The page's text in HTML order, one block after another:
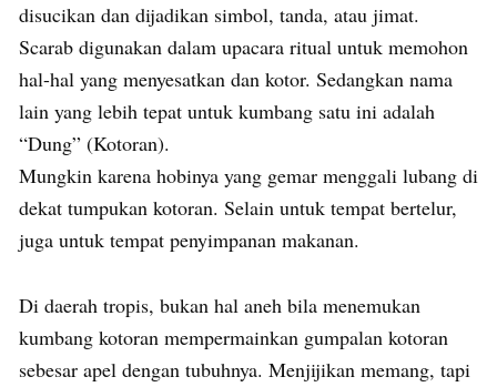
disucikan dan dijadikan simbol, tanda, atau jimat.
Scarab digunakan dalam upacara ritual untuk memohon
hal-hal yang menyesatkan dan kotor. Sedangkan nama
lain yang lebih tepat untuk kumbang satu ini adalah
“Dung” (Kotoran).
Mungkin karena hobinya yang gemar menggali lubang di
dekat tumpukan kotoran. Selain untuk tempat bertelur,
juga untuk tempat penyimpanan makanan.
Di daerah tropis, bukan hal aneh bila menemukan
kumbang kotoran mempermainkan gumpalan kotoran
sebesar apel dengan tubuhnya. Menjijikan memang, tapi